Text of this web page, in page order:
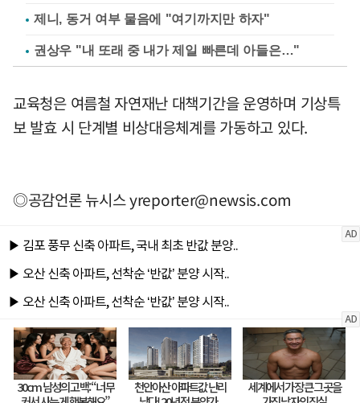
제니, 동거 여부 물음에 "여기까지만 하자"
권상우 "내 또래 중 내가 제일 빠른데 아들은…"
교육청은 여름철 자연재난 대책기간을 운영하며 기상특
보 발효 시 단계별 비상대응체계를 가동하고 있다.
◎공감언론 뉴시스yreporter@newsis.com